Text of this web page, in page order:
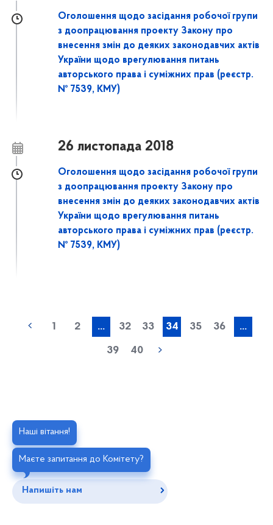
Оголошення щодо засідання робочої групи
з доопрацювання проекту Закону про
внесення змін до деяких законодавчих актів
України щодо врегулювання питань
авторського права і суміжних прав (реєстр.
№ 7539, КМУ)
26 листопада 2018
Оголошення щодо засідання робочої групи
з доопрацювання проекту Закону про
внесення змін до деяких законодавчих актів
України щодо врегулювання питань
авторського права і суміжних прав (реєстр.
№ 7539, КМУ)
1 2 ... 32 33 34 35 36 ...
39 40
Наші вітання!
Маєте запитання до Комітету?
Напишіть нам